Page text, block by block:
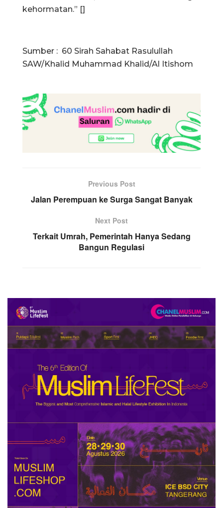
kehormatan.” []
Sumber : 60 Sirah Sahabat Rasulullah
SAW/Khalid Muhammad Khalid/Al Itishom
Previous Post
Jalan Perempuan ke Surga Sangat Banyak
Next Post
Terkait Umrah, Pemerintah Hanya Sedang
Bangun Regulasi